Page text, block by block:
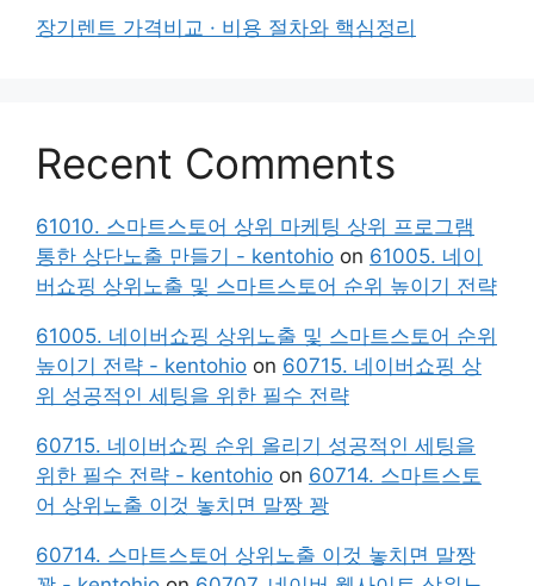
장기렌트 가격비교 · 비용 절차와 핵심정리
Recent Comments
61010. 스마트스토어 상위 마케팅 상위 프로그램
통한 상단노출 만들기 - kentohio on 61005. 네이
버쇼핑 상위노출 및 스마트스토어 순위 높이기 전략
61005. 네이버쇼핑 상위노출 및 스마트스토어 순위
높이기 전략 - kentohio on 60715. 네이버쇼핑 상
위 성공적인 세팅을 위한 필수 전략
60715. 네이버쇼핑 순위 올리기 성공적인 세팅을
위한 필수 전략 - kentohio on 60714. 스마트스토
어 상위노출 이것 놓치면 말짱 꽝
60714. 스마트스토어 상위노출 이것 놓치면 말짱